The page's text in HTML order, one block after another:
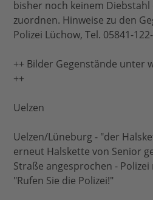
bisher noch keinem
zuordnen. Hinweise zu den
Polizei Lüchow, Tel. 05841-
++ Bilder Gegenstände unter
++
Uelzen
Uelzen/Lüneburg - "der
erneut Halskette von Senior
Straße angesprochen -
"Rufen Sie die Polizei!"